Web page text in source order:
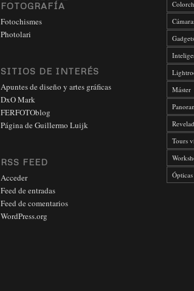
FOTOGRAFÍA
Fotochismes
Photolari
SITIOS DE INTERÉS
Apuntes de diseño y artes gráficas
DxO Mark
FERFOTOblog
Página de Guillermo Luijk
RSS FEED
Acceder
Feed de entradas
Feed de comentarios
WordPress.org
Gadgets
Máster
Tours
Ópticas